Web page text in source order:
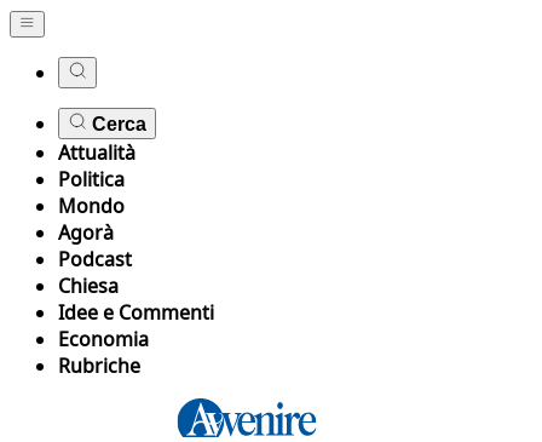
Cerca
Attualità
Politica
Mondo
Agorà
Podcast
Chiesa
Idee e Commenti
Economia
Rubriche